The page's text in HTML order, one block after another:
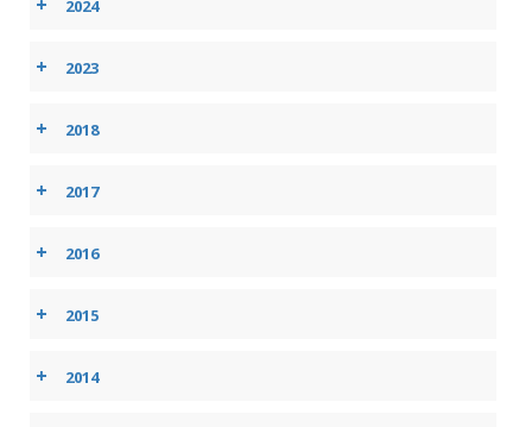
2024
+ 2023
+ 2018
+ 2017
+ 2016
+ 2015
+ 2014